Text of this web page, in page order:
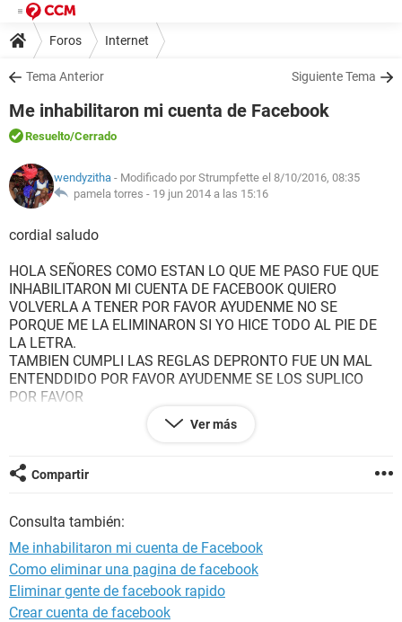
Foros Internet
Tema Anterior Siguiente Tema
Me inhabilitaron mi cuenta de Facebook
Resuelto/Cerrado
wendyzitha - Modificado por Strumpfette el 8/10/2016, 08:35
pamela torres - 19 jun 2014 a las 15:16
cordial saludo
HOLA SEÑORES COMO ESTAN LO QUE ME PASO FUE QUE
INHABILITARON MI CUENTA DE FACEBOOK QUIERO
VOLVERLA A TENER POR FAVOR AYUDENME NO SE
PORQUE ME LA ELIMINARON SI YO HICE TODO AL PIE DE
LA LETRA.
TAMBIEN CUMPLI LAS REGLAS DEPRONTO FUE UN MAL
ENTENDDIDO POR FAVOR AYUDENME SE LOS SUPLICO
POR FAVOR
MI CUENTA ES : WENDYZITHA LA PUPIIXX
Ver más
Compartir
Consulta también:
Me inhabilitaron mi cuenta de Facebook
Como eliminar una pagina de facebook
Eliminar gente de facebook rapido
Crear cuenta de facebook